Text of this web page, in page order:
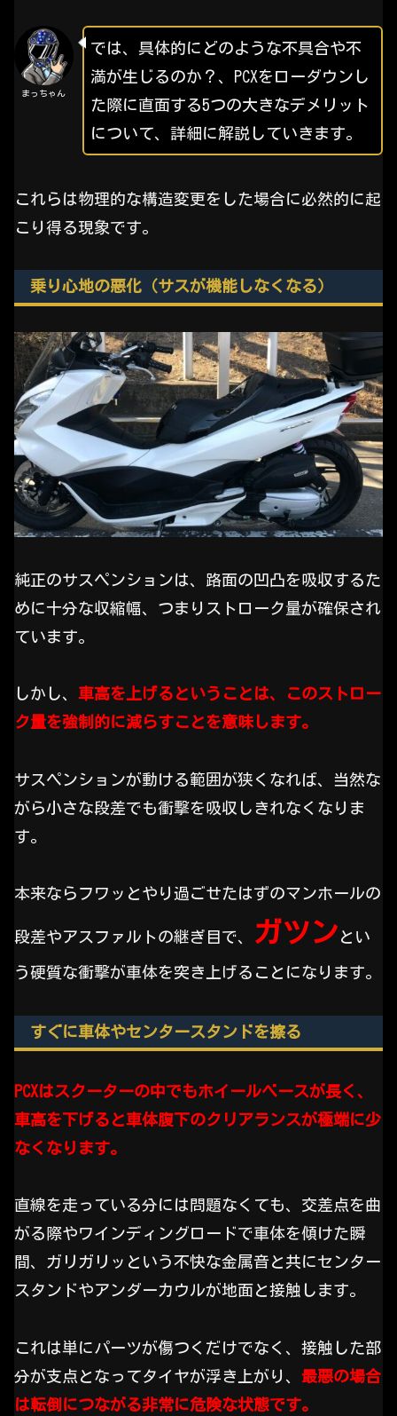
まっちゃん
では、具体的にどのような不具合や不
満が生じるのか？、PCXをローダウンし
た際に直面する5つの大きなデメリット
について、詳細に解説していきます。
これらは物理的な構造変更をした場合に必然的に起
こり得る現象です。
乗り心地の悪化（サスが機能しなくなる）
純正のサスペンションは、路面の凹凸を吸収するた
めに十分な収縮幅、つまりストローク量が確保され
ています。
しかし、 車高を上げるということは、このストロー
ク量を強制的に減らすことを意味します。
サスペンションが動ける範囲が狭くなれば、当然な
がら小さな段差でも衝撃を吸収しきれなくなりま
す。
本来ならフワッとやり過ごせたはずのマンホールの
段差やアスファルトの継ぎ目で、 ガツン とい
う硬質な衝撃が車体を突き上げることになります。
すぐに車体やセンタースタンドを擦る
PCXはスクーターの中でもホイールベースが長く、
車高を下げると車体腹下のクリアランスが極端に少
なくなります。
直線を走っている分には問題なくても、交差点を曲
がる際やワインディングロードで車体を傾けた瞬
間、ガリガリッという不快な金属音と共にセンター
スタンドやアンダーカウルが地面と接触します。
これは単にパーツが傷つくだけでなく、接触した部
分が支点となってタイヤが浮き上がり、 最悪の場合
は転倒につながる非常に危険な状態です。